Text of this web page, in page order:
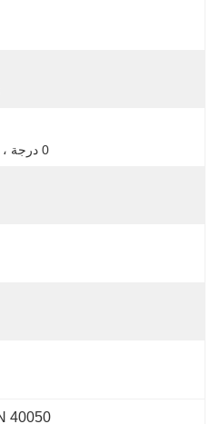
0 درجة ، 30 درجة ، 60 درجة ، 90 درجة